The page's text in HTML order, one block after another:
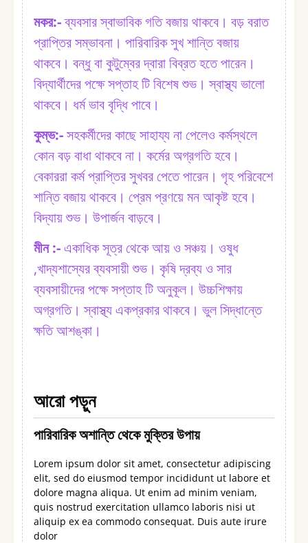
মকর:⁠-ব্যবসার স্বাভাবিক গতি বজায় থাকবে। বড় বরাত
প্রাপ্তির সম্ভাবনা। পারিবারিক সুখ শান্তি বজায়
থাকবে। বন্ধু বা কুটুম্বের দ্বারা বিব্রত হতে পারেন।
বিদ্যার্থীদের পক্ষে সপ্তাহ টি বিশেষ শুভ। স্বাস্থ্য ভালো
থাকবে। ধর্ম ভাব বৃদ্ধি পাবে।
কুম্ভ:⁠-সহকর্মীদের কাছে সাহায্য না পেলেও কর্মস্থলে
কোন বড় বাধা থাকবে না। কর্মের অগ্রগতি হবে।
বেকাররা কর্ম প্রাপ্তির সুখবর পেতে পারেন। গৃহ পরিবেশে
শান্তি বজায় থাকবে। প্রেম প্রণয়ে মন আকৃষ্ট হবে।
বিদ্যায় শুভ। উপার্জন বাড়বে।
মীন :⁠-একাধিক সূত্র থেকে আয় ও সঞ্চয়। ওষুধ
,খাদ্যশাস্যের ব্যবসায়ী শুভ। কৃষি দ্রব্য ও সার
ব্যবসায়ীদের পক্ষে সপ্তাহ টি অনুকূল। উচ্চশিক্ষায়
অগ্রগতি। স্বাস্থ্য একপ্রকার থাকবে। ভুল সিদ্ধান্তে
ক্ষতি আশঙ্কা।
আরো পড়ুন
পারিবারিক অশান্তি থেকে মুক্তির উপায়
Lorem ipsum dolor sit amet, consectetur adipiscing
elit, sed do eiusmod tempor incididunt ut labore et
dolore magna aliqua. Ut enim ad minim veniam,
quis nostrud exercitation ullamco laboris nisi ut
aliquip ex ea commodo consequat. Duis aute irure
dolor